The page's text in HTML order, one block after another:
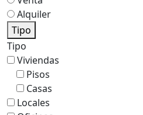
Alquiler
Tipo
Tipo
Viviendas
Pisos
Casas
Locales